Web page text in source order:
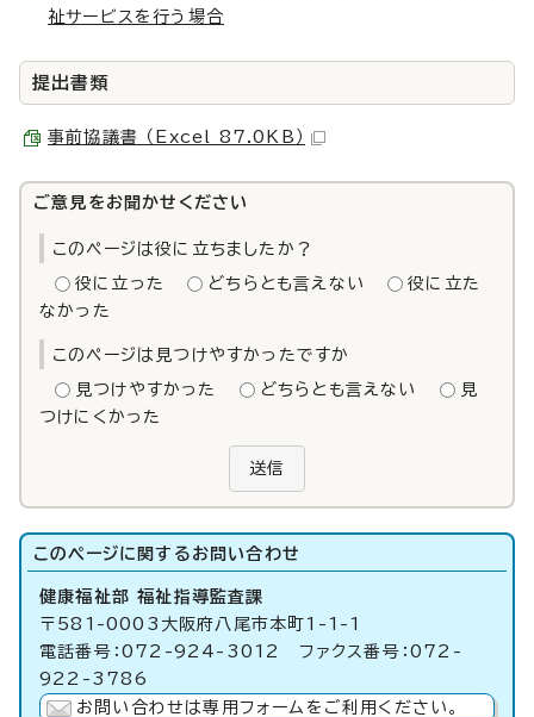
祉サービスを行う場合
提出書類
事前協議書 （Excel 87.0KB）
ご意見をお聞かせください
このページは役に立ちましたか？
役に立った どちらとも言えない
役に立た
なかった
このページは見つけやすかったですか
見つけやすかった どちらとも言えない
見
つけにくかった
送信
このページに関する お問い合わせ
健康福祉部 福祉指導監査課
〒581-0003大阪府八尾市本町1-1-1
電話番号：072-924-3012 ファクス番号：072-
922-3786
お問い合わせは専用フォームをご利用ください。